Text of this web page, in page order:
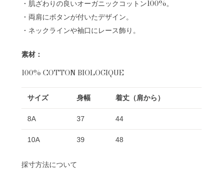
・肌ざわりの良いオーガニックコットン100%。
・両肩にボタンが付いたデザイン。
・ネックラインや袖口にレース飾り。
素材：
100% COTTON BIOLOGIQUE
サイズ 身幅 着丈（肩から）
8A 37 44
10A 39 48
採寸方法について